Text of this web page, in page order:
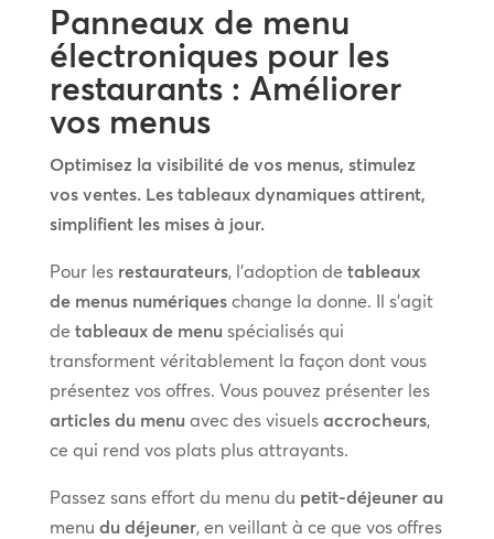
Panneaux de menu
électroniques pour les
restaurants : Améliorer
vos menus
Optimisez la visibilité de vos menus, stimulez
vos ventes. Les tableaux dynamiques attirent,
simplifient les mises à jour.
Pour les restaurateurs, l’adoption de tableaux
de menus numériqueschange la donne. Il s’agit
de tableaux de menu spécialisés qui
transforment véritablement la façon dont vous
présentez vos offres. Vous pouvez présenter les
articles du menu avec des visuels accrocheurs,
ce qui rend vos plats plus attrayants.
Passez sans effort du menu du petit-déjeuner au
menu du déjeuner, en veillant à ce que vos offres